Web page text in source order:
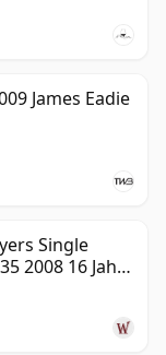
James Eadie
Single
2008 16 Jahre